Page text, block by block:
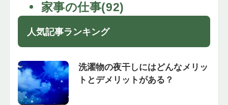
家事の仕事(92)
人気記事ランキング
洗濯物の夜干しにはどんなメリッ
トとデメリットがある？